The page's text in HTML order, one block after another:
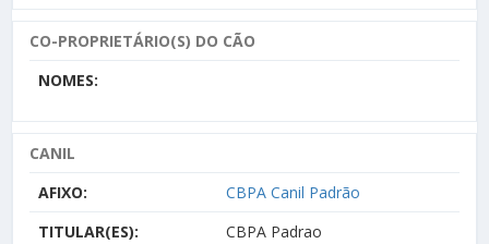
CO-PROPRIETÁRIO(S) DO CÃO
NOMES:
CANIL
AFIXO:
CBPA Canil Padrão
TITULAR(ES):
CBPA Padrao